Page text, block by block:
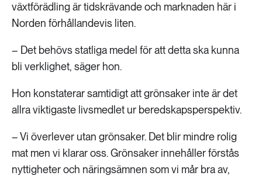
växtförädling är tidskrävande och marknaden här i
Norden förhållandevis liten.
– Det behövs statliga medel för att detta ska kunna
bli verklighet, säger hon.
Hon konstaterar samtidigt att grönsaker inte är det
allra viktigaste livsmedlet ur beredskapsperspektiv.
– Vi överlever utan grönsaker. Det blir mindre rolig
mat men vi klarar oss. Grönsaker innehåller förstås
nyttigheter och näringsämnen som vi mår bra av,